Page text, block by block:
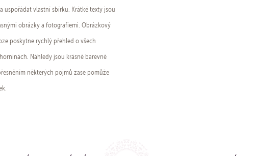
uspořádat vlastní sbírku. Krátké texty jsou
obrázky a fotografiemi. Obrázkový
poskytne rychlý přehled o všech
Náhledy jsou krásně barevně
některých pojmů zase pomůže